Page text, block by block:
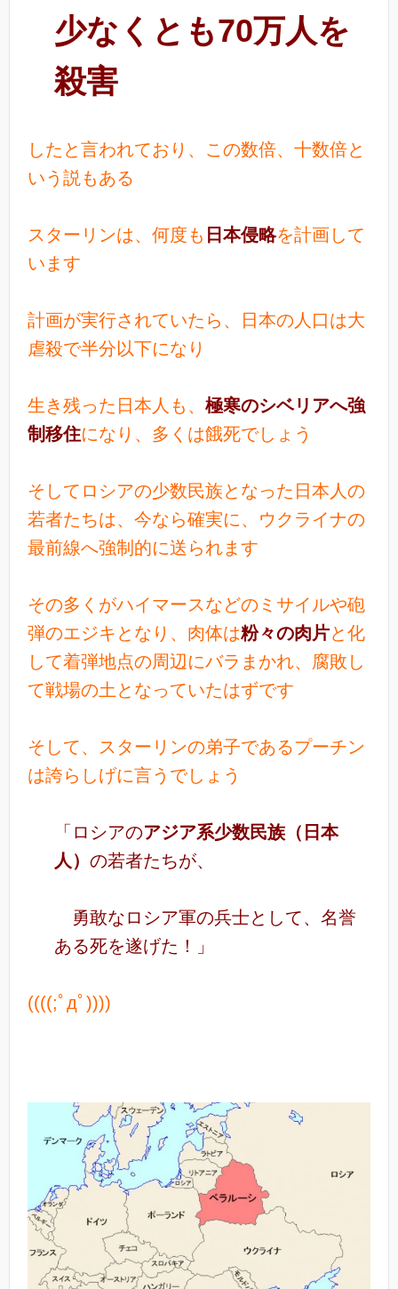
少なくとも70万人を
殺害
したと言われており、この数倍、十数倍と
いう説もある
スターリンは、何度も 日本侵略を計画して
います
計画が実行されていたら、日本の人口は大
虐殺で半分以下になり
生き残った日本人も、 極寒のシベリアへ強
制移住になり、多くは餓死でしょう
そしてロシアの少数民族となった日本人の
若者たちは、今なら確実に、ウクライナの
最前線へ強制的に送られます
その多くがハイマースなどのミサイルや砲
弾のエジキとなり、肉体は粉々の肉片と化
して着弾地点の周辺にバラまかれ、腐敗し
て戦場の土となっていたはずです
そして、スターリンの弟子であるプーチン
は誇らしげに言うでしょう
「ロシアのアジア系少数民族（日本
人） の若者たちが、
勇敢なロシア軍の兵士として、名誉
ある死を遂げた！」
((((;ﾟдﾟ))))